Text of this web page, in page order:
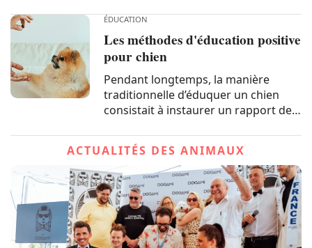
propriétés antibactériennes et anti-
inflammatoires qui est aujourd’hui
de plus en plus reconnu dans le
domaine...
ÉDUCATION
Les méthodes d'éducation positive
pour chien
Pendant longtemps, la manière
traditionnelle d’éduquer un chien
consistait à instaurer un rapport de
la punition. Afin de prendre en
compte le bien-être psychique de
l’animal, une autre méthode
d’éducation...
ACTUALITÉS DES ANIMAUX